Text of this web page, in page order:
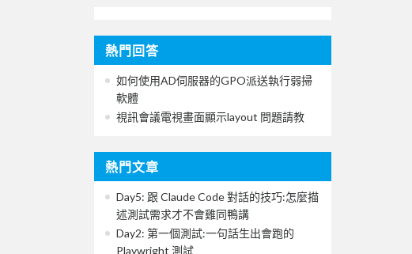
熱門回答
如何使用AD伺服器的GPO派送執行弱掃
軟體
視訊會議電視畫面顯示layout 問題請教
熱門文章
Day5: 跟 Claude Code 對話的技巧:怎麼描
述測試需求才不會雞同鴨講
Day2: 第一個測試:一句話生出會跑的
Playwright 測試